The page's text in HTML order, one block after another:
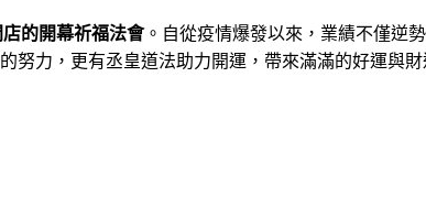
的開幕祈福法會。自從疫情爆發以來，業績不僅逆
努力，更有丞皇道法助力開運，帶來滿滿的好運與財